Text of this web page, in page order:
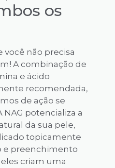
os
você não precisa
A combinação de
e ácido
recomendada,
de ação se
potencializa a
da sua pele,
topicamente
e preenchimento
criam uma